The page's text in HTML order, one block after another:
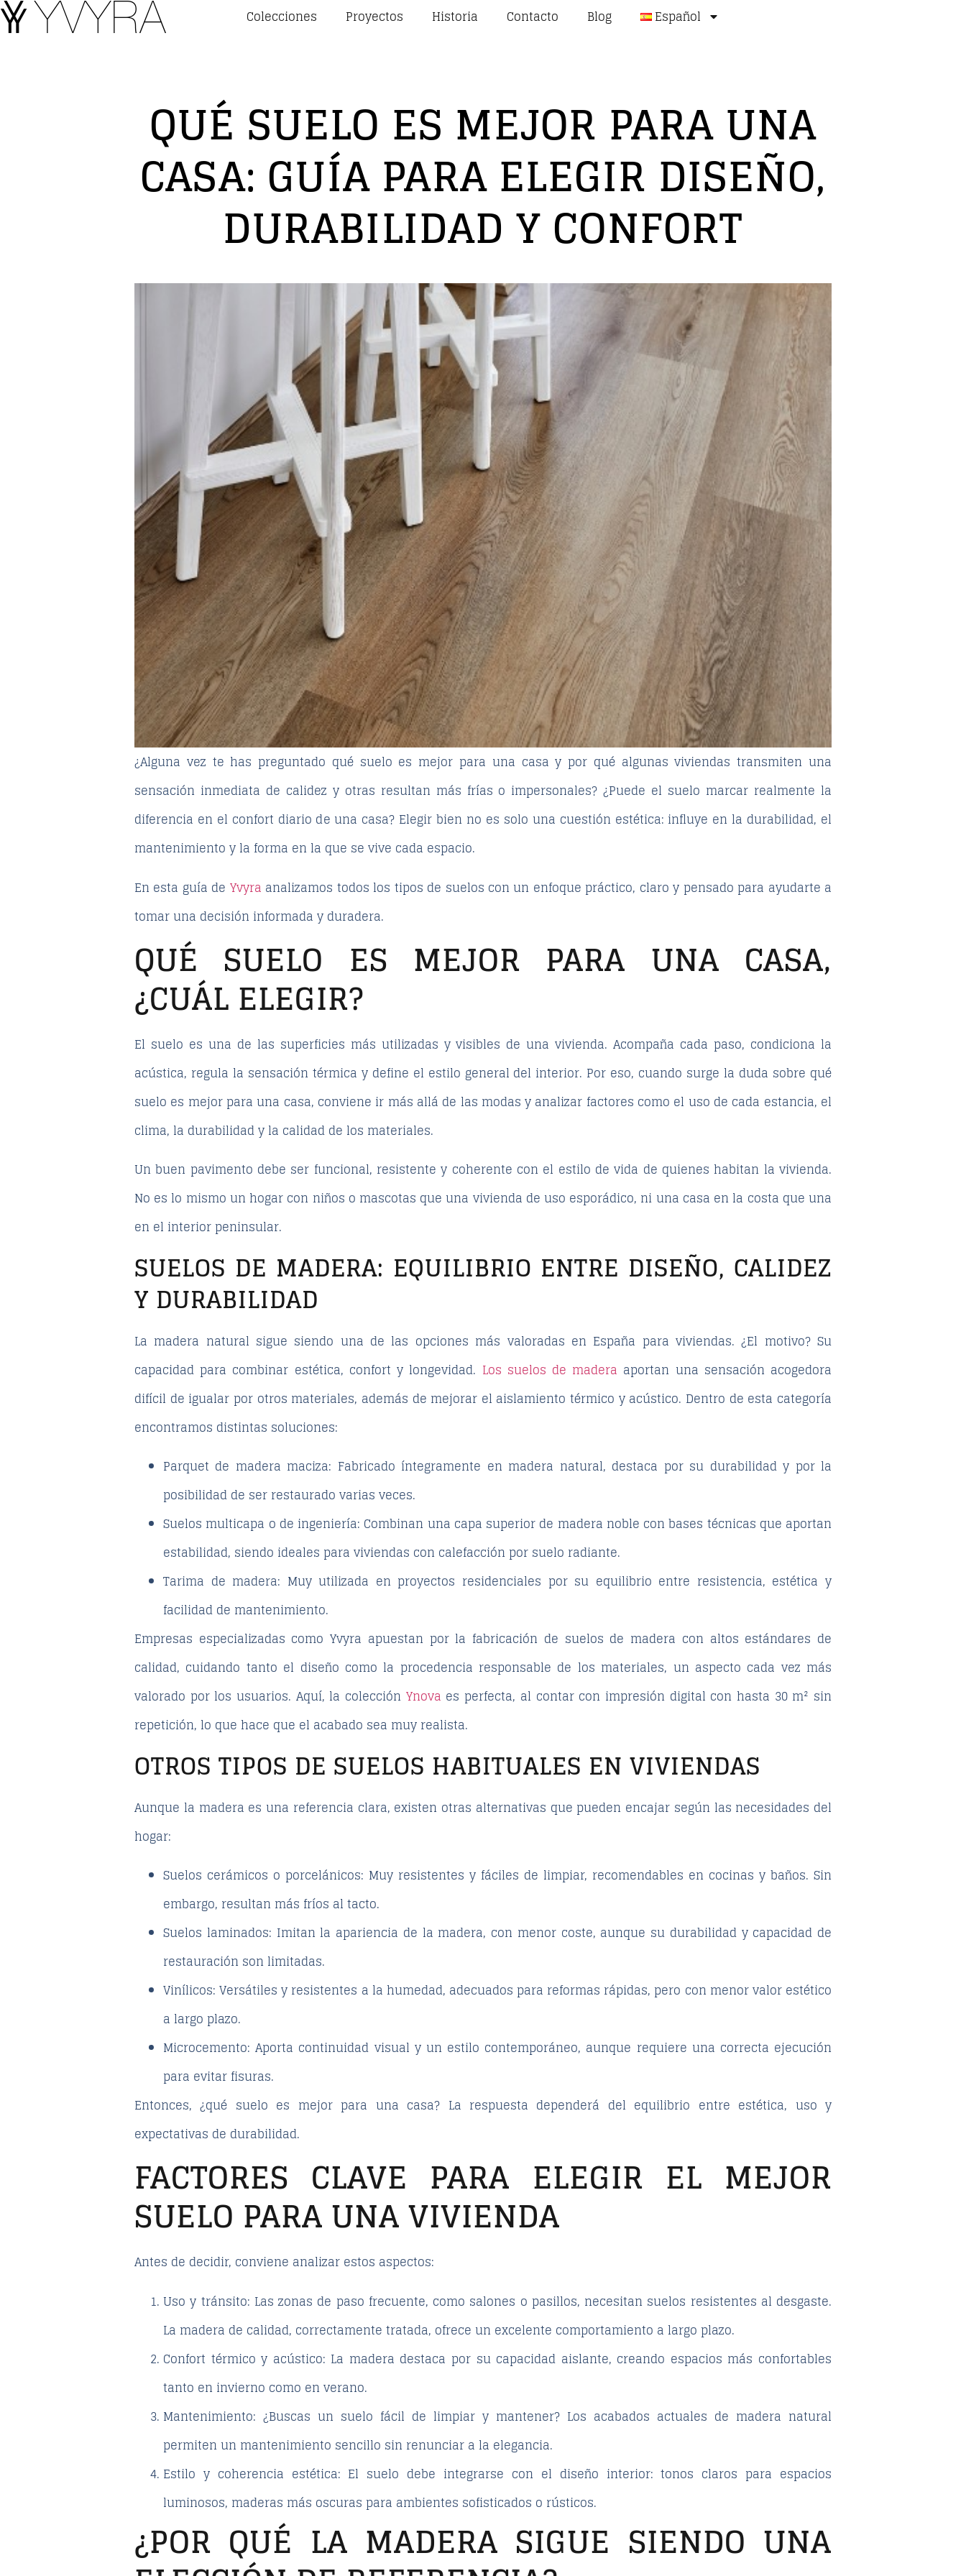
Colecciones Proyectos Historia Contacto Blog Español
QUÉ SUELO ES MEJOR PARA UNA
CASA: GUÍA PARA ELEGIR DISEÑO,
DURABILIDAD Y CONFORT
¿Alguna vez te has preguntado qué suelo es mejor para una casay por qué algunas viviendas transmiten una
sensación inmediata de calidez y otras resultan más frías o impersonales? ¿Puede el suelo marcar realmente la
diferencia en el confort diario de una casa? Elegir bien no es solo una cuestión estética: influye en la durabilidad, el
mantenimiento y la forma en la que se vive cada espacio.
En esta guía de Yvyra analizamos todos los tipos de suelos con un enfoque práctico, claro y pensado para ayudarte a
tomar una decisión informada y duradera.
QUÉ SUELO ES MEJOR PARA UNA CASA,
¿CUÁL ELEGIR?
El suelo es una de las superficies más utilizadas y visibles de una vivienda. Acompaña cada paso, condiciona la
acústica, regula la sensación térmica y define el estilo general del interior. Por eso, cuando surge la duda sobre qué
suelo es mejor para una casa, conviene ir más allá de las modas y analizar factores como el uso de cada estancia, el
clima, la durabilidad y la calidad de los materiales.
Un buen pavimento debe ser funcional, resistente y coherente con el estilo de vida de quienes habitan la vivienda.
No es lo mismo un hogar con niños o mascotas que una vivienda de uso esporádico, ni una casa en la costa que una
en el interior peninsular.
SUELOS DE MADERA: EQUILIBRIO ENTRE DISEÑO, CALIDEZ
Y DURABILIDAD
La madera natural sigue siendo una de las opciones más valoradas en España para viviendas. ¿El motivo? Su
capacidad para combinar estética, confort y longevidad. Los suelos de madera aportan una sensación acogedora
difícil de igualar por otros materiales, además de mejorar el aislamiento térmico y acústico. Dentro de esta categoría
encontramos distintas soluciones:
Parquet de madera maciza: Fabricado íntegramente en madera natural, destaca por su durabilidad y por la
posibilidad de ser restaurado varias veces.
Suelos multicapa o de ingeniería: Combinan una capa superior de madera noble con bases técnicas que aportan
estabilidad, siendo ideales para viviendas con calefacción por suelo radiante.
Tarima de madera: Muy utilizada en proyectos residenciales por su equilibrio entre resistencia, estética y
facilidad de mantenimiento.
Empresas especializadas comoYvyra apuestan por la fabricación de suelos de madera con altos estándares de
calidad, cuidando tanto el diseño como la procedencia responsable de los materiales, un aspecto cada vez más
valorado por los usuarios. Aquí, la colección Ynova es perfecta, al contar con impresión digital con hasta 30 m² sin
repetición, lo que hace que el acabado sea muy realista.
OTROS TIPOS DE SUELOS HABITUALES EN VIVIENDAS
Aunque la madera es una referencia clara, existen otras alternativas que pueden encajar según las necesidades del
hogar:
Suelos cerámicos o porcelánicos: Muy resistentes y fáciles de limpiar, recomendables en cocinas y baños. Sin
embargo, resultan más fríos al tacto.
Suelos laminados: Imitan la apariencia de la madera, con menor coste, aunque su durabilidad y capacidad de
restauración son limitadas.
Vinílicos: Versátiles y resistentes a la humedad, adecuados para reformas rápidas, pero con menor valor estético
a largo plazo.
Microcemento: Aporta continuidad visual y un estilo contemporáneo, aunque requiere una correcta ejecución
para evitar fisuras.
Entonces, ¿qué suelo es mejor para una casa? La respuesta dependerá del equilibrio entre estética, uso y
expectativas de durabilidad.
FACTORES CLAVE PARA ELEGIR EL MEJOR
SUELO PARA UNA VIVIENDA
Antes de decidir, conviene analizar estos aspectos:
Uso y tránsito: Las zonas de paso frecuente, como salones o pasillos, necesitan suelos resistentes al desgaste.
La madera de calidad, correctamente tratada, ofrece un excelente comportamiento a largo plazo.
Confort térmico y acústico: La madera destaca por su capacidad aislante, creando espacios más confortables
tanto en invierno como en verano.
Mantenimiento: ¿Buscas un suelo fácil de limpiar y mantener? Los acabados actuales de madera natural
permiten un mantenimiento sencillo sin renunciar a la elegancia.
Estilo y coherencia estética: El suelo debe integrarse con el diseño interior: tonos claros para espacios
luminosos, maderas más oscuras para ambientes sofisticados o rústicos.
¿POR QUÉ LA MADERA SIGUE SIENDO UNA